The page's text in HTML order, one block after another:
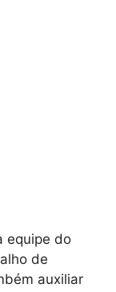
equipe do
de
auxiliar